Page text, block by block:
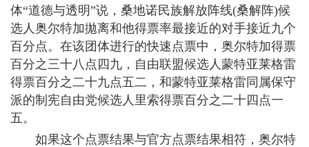
体“道德与透明”说，桑地诺民族解放阵线(桑解阵)候
选人奥尔特加拋离和他得票率最接近的对手接近九个
百分点。在该团体进行的快速点票中，奥尔特加得票
百分之三十八点四九，自由联盟候选人蒙特亚莱格雷
得票百分之二十九点五二，和蒙特亚莱格雷同属保守
派的制宪自由党候选人里索得票百分之二十四点一
五。
如果这个点票结果与官方点票结果相符，奥尔特